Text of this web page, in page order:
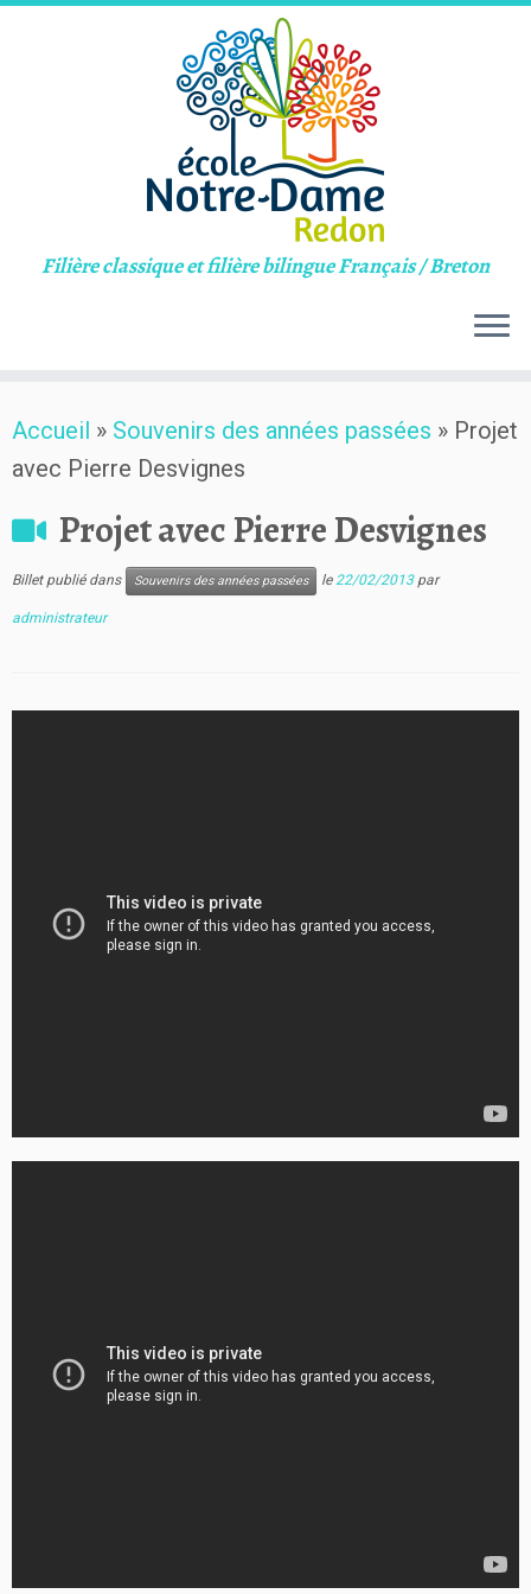
to
content
Filière classique et filière bilingue Français / Breton
Accueil » Souvenirs des années passées » Projet
avec Pierre Desvignes
Projet avec Pierre Desvignes
Billet publié dans Souvenirs des années passées le22/02/2013 par
administrateur